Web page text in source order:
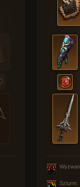
Szturm